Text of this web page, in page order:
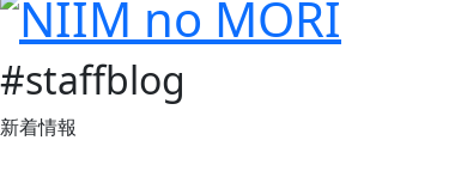
#staffblog
新着情報